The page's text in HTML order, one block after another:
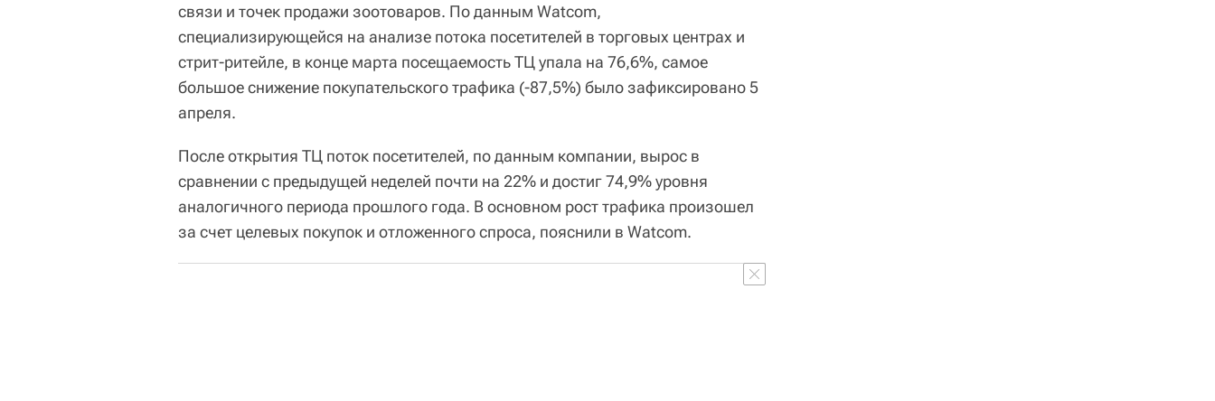
связи и точек продажи зоотоваров. По данным Watcom,
специализирующейся на анализе потока посетителей в торговых центрах и
стрит-ритейле, в конце марта посещаемость TЦ упала на 76,6%, самое
большое снижение покупательского трафика (-87,5%) было зафиксировано 5
апреля.
После открытия ТЦ поток посетителей, по данным компании, вырос в
сравнении с предыдущей неделей почти на 22% и достиг 74,9% уровня
аналогичного периода прошлого года. В основном рост трафика произошел
за счет целевых покупок и отложенного спроса, пояснили в Watcom.